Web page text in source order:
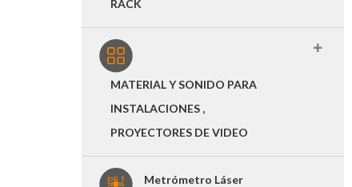
RACK
MATERIAL Y SONIDO PARA
INSTALACIONES ,
PROYECTORES DE VIDEO
Metrómetro Láser